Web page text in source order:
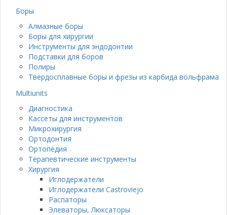
Боры
Алмазные боры
Боры для хирургии
Инструменты для эндодонтии
Подставки для боров
Полиры
Твердосплавные боры и фрезы из карбида вольфрама
Multiunits
Диагностика
Кассеты для инструментов
Микрохирургия
Ортодонтия
Ортопедия
Терапевтические инструменты
Хирургия
Иглодержатели
Иглодержатели Castroviejo
Распаторы
Элеваторы, Люксаторы